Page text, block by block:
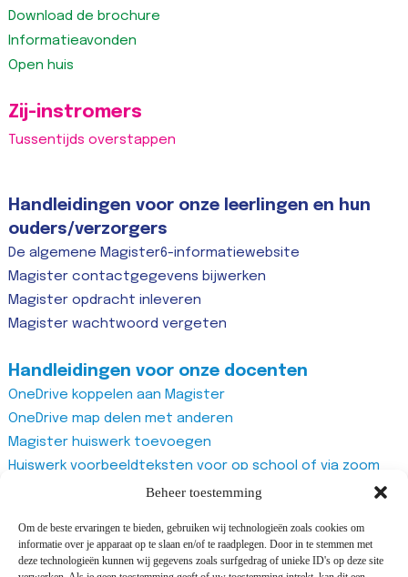
Beheer toestemming
Om de beste ervaringen te bieden, gebruiken wij technologieën zoals cookies om
informatie over je apparaat op te slaan en/of te raadplegen. Door in te stemmen met
deze technologieën kunnen wij gegevens zoals surfgedrag of unieke ID's op deze site
Download de brochure
Informatieavonden
Open huis
Zij-instromers
Tussentijds overstappen
Handleidingen voor onze leerlingen en hun
ouders/verzorgers
De algemene Magister6-informatiewebsite
Magister contactgegevens bijwerken
Magister opdracht inleveren
Magister wachtwoord vergeten
Handleidingen voor onze docenten
OneDrive koppelen aan Magister
OneDrive map delen met anderen
Magister huiswerk toevoegen
Huiswerk voorbeeldteksten voor op school of via zoom
Magister studiewijzers
Magister docentenhandleiding algemeen
Zoom account aanmaken